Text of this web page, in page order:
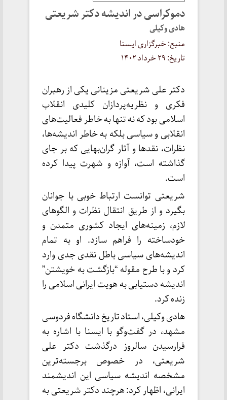
دموکراسی در اندیشه دکتر شریعتی
هادی وکیلی
منبع: خبرگزاری ایسنا
تاریخ: ۲۹ خرداد ۱۴۰۲
دکتر علی شریعتی مزینانی یکی از رهبران
فکری و نظریه‌پردازان کلیدی انقلاب
اسلامی بود که نه تنها به خاطر فعالیت‌های
انقلابی و سیاسی بلکه به خاطر اندیشه‌ها،
نظرات، نقدها و آثار گران‌بهایی که بر جای
گذاشته است، آوازه و شهرت پیدا کرده
است.
شریعتی توانست ارتباط خوبی با جوانان
بگیرد و از طریق انتقال نظرات و الگوهای
لازم، زمینه‌های ایجاد کشوری متمدن و
خودساخته را فراهم سازد. او به تمام
اندیشه‌های سیاسی باطل نقدی جدی وارد
کرد و با طرح مقوله “بازگشت به خویشتن”
اندیشه دستیابی به هویت ایرانی اسلامی را
زنده کرد.
هادی وکیلی، استاد تاریخ دانشگاه فردوسی
مشهد، در گفت‌وگو با ایسنا با اشاره به
فرارسیدن سالروز درگذشت دکتر علی
شریعتی، در خصوص برجسته‌ترین
مشخصه اندیشه سیاسی این اندیشمند
ایرانی، اظهار کرد: هرچند دکتر شریعتی به